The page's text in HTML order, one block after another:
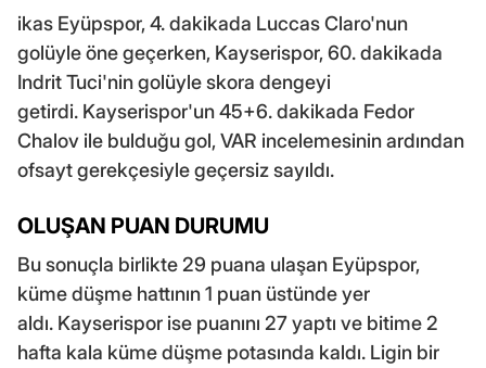
ikas Eyüpspor, 4. dakikada Luccas Claro'nun
golüyle öne geçerken, Kayserispor, 60. dakikada
Indrit Tuci'nin golüyle skora dengeyi
getirdi. Kayserispor'un 45+6. dakikada Fedor
Chalov ile bulduğu gol, VAR incelemesinin ardından
ofsayt gerekçesiyle geçersiz sayıldı.
OLUŞAN PUAN DURUMU
Bu sonuçla birlikte 29 puana ulaşan Eyüpspor,
küme düşme hattının 1 puan üstünde yer
aldı. Kayserispor ise puanını 27 yaptı ve bitime 2
hafta kala küme düşme potasında kaldı. Ligin bir